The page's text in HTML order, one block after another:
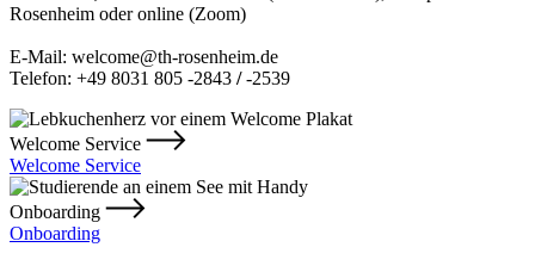
Rosenheim oder online (Zoom)
E-Mail: welcome@th-rosenheim.de
Telefon: +49 8031 805 -2843 /-2539
Welcome Service
Welcome Service
Onboarding
Onboarding